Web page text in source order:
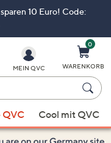
10 Euro! Code:
MEIN QVC
0
WARENKORB
QVC Cool mit QVC